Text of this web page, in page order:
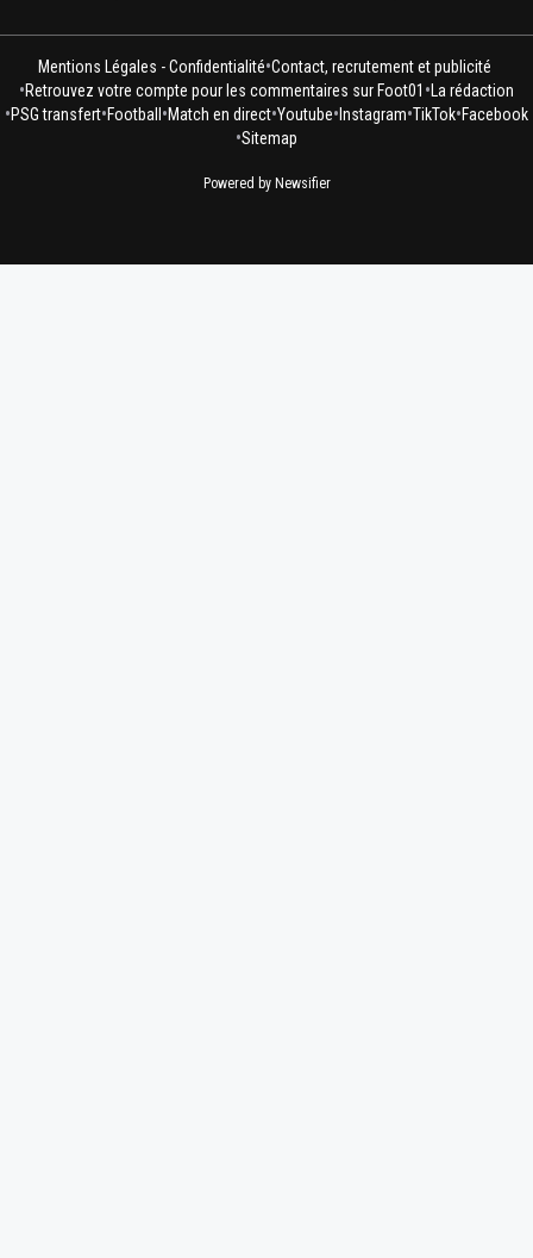
Mentions Légales - Confidentialité•Contact, recrutement et publicité
•Retrouvez votre compte pour les commentaires sur Foot01 • La rédaction
•PSG transfert•Football •Match en direct•Youtube• Instagram•TikTok•Facebook
•Sitemap
Powered by Newsifier